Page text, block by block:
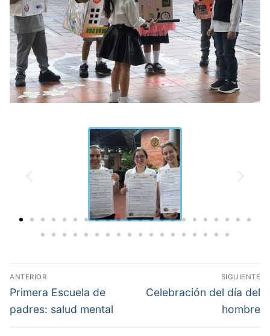
ANTERIOR
Primera Escuela de
padres: salud mental
SIGUIENTE
Celebración del día del
hombre